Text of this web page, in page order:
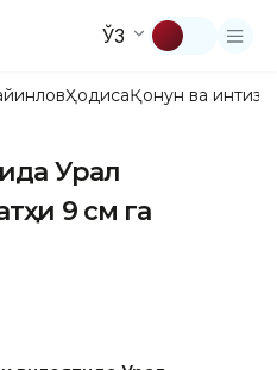
ЎЗ
ҲодисаҚонун ва
Урал
9 см га